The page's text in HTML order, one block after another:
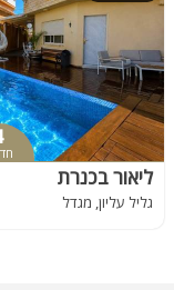
ליאור בכנרת
גליל עליון, מגדל